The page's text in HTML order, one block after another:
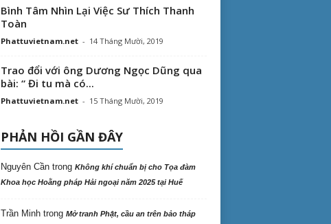
Bình Tâm Nhìn Lại Việc Sư Thích Thanh
Toàn
Phattuvietnam.net - 14 Tháng Mười, 2019
Trao đổi với ông Dương Ngọc Dũng qua
bài: “ Đi tu mà có...
Phattuvietnam.net - 15 Tháng Mười, 2019
PHẢN HỒI GẦN ĐÂY
Nguyên Cầntrong Không khí chuẩn bị cho Tọa đàm
Khoa học Hoằng pháp Hải ngoại năm 2025 tại Huế
Trần Minhtrong Mở tranh Phật, cầu an trên bảo tháp